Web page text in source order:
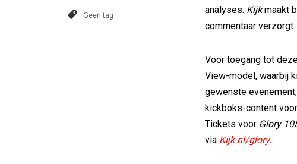
Geen tag
analyses. Kijkmaakt
commentaar verzorgt.
Voor toegang tot
View-model, waarbij
gewenste
kickboks-content
Tickets voor Glory
via Kijk.nl/glory.